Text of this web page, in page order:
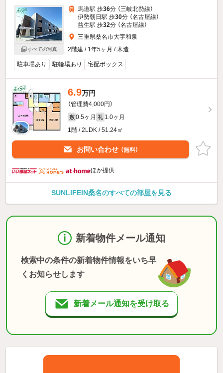
すべての写真
馬道駅 歩36分 （三岐北勢線）
伊勢朝日駅 歩30分 （名古屋線）
益生駅 歩32分 （名古屋線）
三重県桑名市大字和泉
2階建 / 1年5ヶ月 / 木造
駐車場あり 駐輪場あり 宅配ボックス
6.9万円
（管理費4,000円）
敷 0.5ヶ月 礼 1.0ヶ月
1階 / 2LDK / 51.24㎡
お問い合わせ （無料）
ほか提供
SUNLIFEIN桑名のすべての部屋を見る
新着物件メール通知
検索中の条件の新着物件情報をいち早
くお知らせします
新着メール通知を受け取る